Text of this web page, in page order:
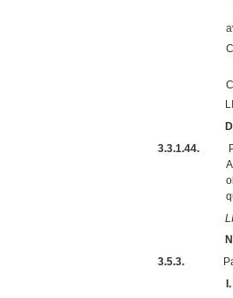
3.3.1.44.
3.5.3.
I.